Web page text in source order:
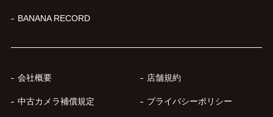
BANANA RECORD
会社概要 店舗規約
中古カメラ補償規定 プライバシーポリシー